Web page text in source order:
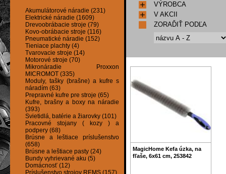
Akumulátorové náradie (231)
Elektrické náradie (1609)
Drevoobrábacie stroje (79)
Kovo-obrábacie stroje (116)
Pneumatické náradie (152)
Tieniace plachty (4)
Tvarovacie stroje (14)
Motorové stroje (70)
Mikronáradie Proxxon
MICROMOT (335)
Moduly, tašky (brašne) a kufre s
náradím (63)
Prepravné kufre pre stroje (65)
Kufre, brašny a boxy na náradie
(393)
Svietidlá, batérie a žiarovky (101)
Pracovné stojany ( kozy ) a
podpery (68)
Brúsne a leštiace príslušenstvo
(658)
Brúsne a leštiace pasty (24)
Bundy vyhrievané aku (5)
Domácnosť (12)
VÝROBCA
V AKCII
ZORAĎIŤ PODĽA
MagicHome Kefa úzka, na
fľaše, 6x61 cm, 253842